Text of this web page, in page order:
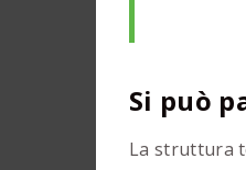
Si può
La struttura